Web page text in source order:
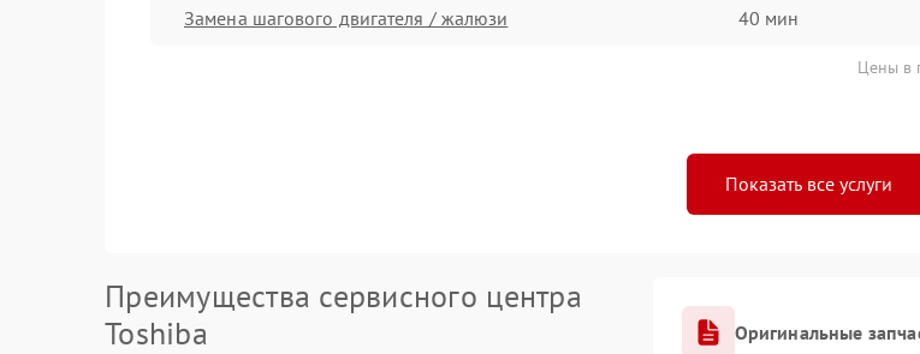
Замена шагового двигателя / жалюзи 40 мин
Цены в
Показать все услуги
Преимущества сервисного центра
Toshiba
Оригинальные